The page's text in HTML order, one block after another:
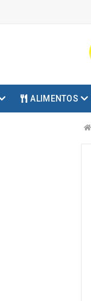
ALIMENTOS